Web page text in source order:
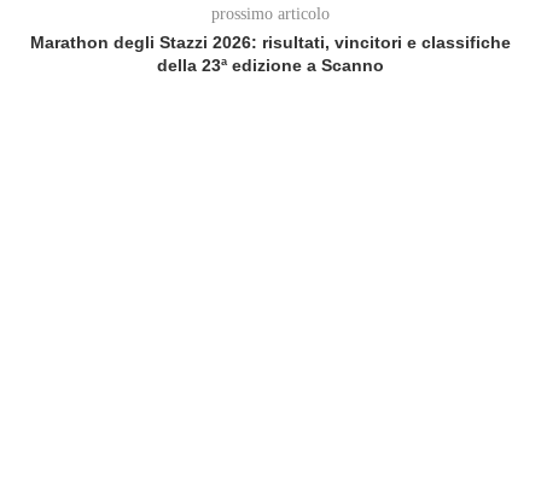
prossimo articolo
Marathon degli Stazzi 2026: risultati, vincitori e classifiche
della 23ª edizione a Scanno